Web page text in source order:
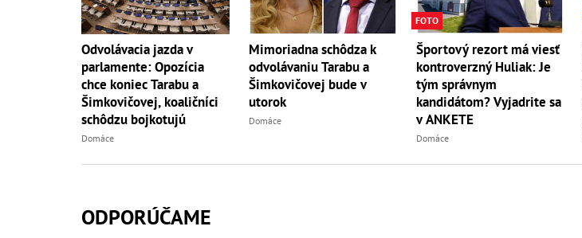
Odvolávacia jazda v
parlamente: Opozícia
chce koniec Tarabu a
Šimkovičovej, koaličníci
schôdzu bojkotujú
Domáce
Mimoriadna schôdza k
odvolávaniu Tarabu a
Šimkovičovej bude v
utorok
Domáce
FOTO
Športový rezort má viesť
kontroverzný Huliak: Je
tým správnym
kandidátom? Vyjadrite sa
v ANKETE
Domáce
ODPORÚČAME